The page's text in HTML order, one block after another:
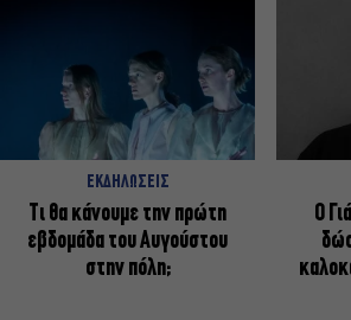
ΕΚΔΗΛΩΣΕΙΣ
Τι θα κάνουμε την πρώτη
εβδομάδα του Αυγούστου
στην πόλη;
Ο